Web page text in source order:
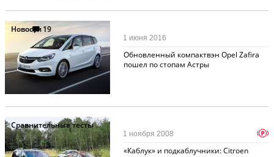
Новости19
Обновленный компактвэн Opel Zafira
пошел по стопам Астры
1 июня 2016
Сравнительные тесты
«Каблук» и подкаблучники: Citroen
1 ноября 2008 p